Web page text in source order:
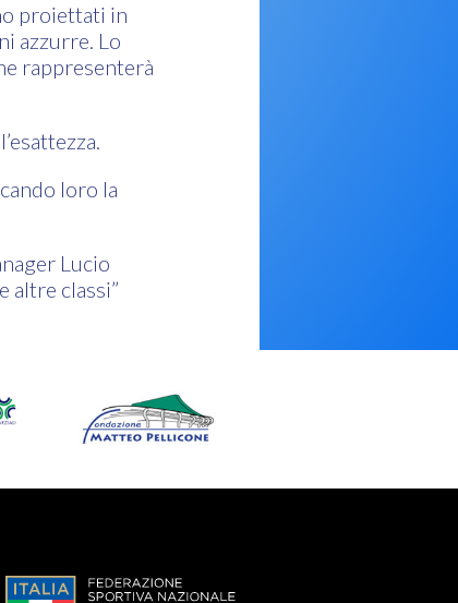
proiettati in
azzurre. Lo
rappresenterà
loro la
Lucio
altre classi”